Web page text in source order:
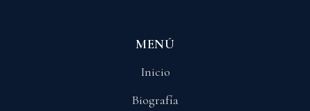
MENÚ
Inicio
Biografía